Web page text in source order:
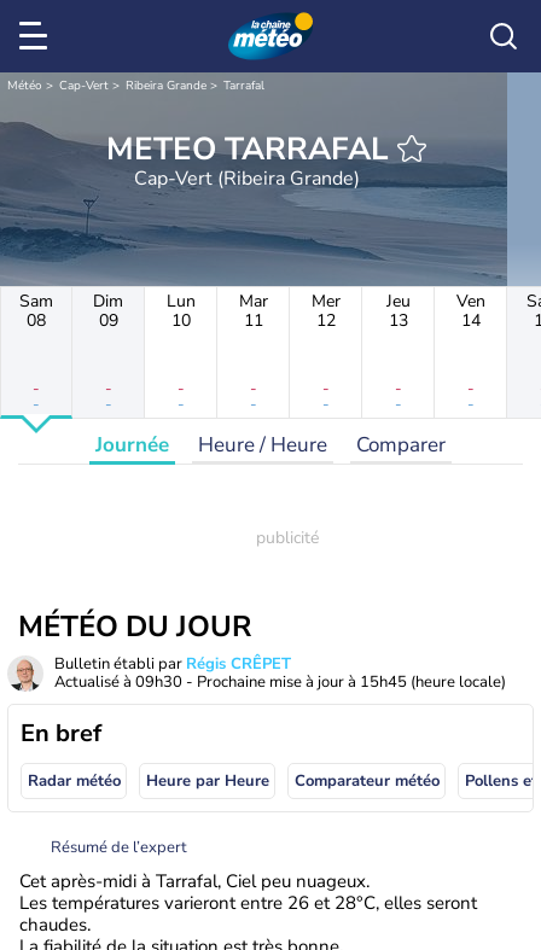
Météo Cap-Vert Ribeira Grande Tarrafal
METEO TARRAFAL
Cap-Vert (Ribeira Grande)
Sam
08
-
-
Dim
09
-
-
Lun
10
-
-
Mar
11
-
-
Mer
12
-
-
Jeu
13
-
-
Ven
14
-
-
Journée Heure / Heure Comparer
MÉTÉO DU JOUR
Bulletin établi par Régis CRÊPET
Actualisé à 09h30 - Prochaine mise à jour à 15h45 (heure locale)
En bref
Radar météo Heure par Heure Comparateur météo Pollens
Résumé de l’expert
Cet après-midi à Tarrafal, Ciel peu nuageux.
Les températures varieront entre 26 et 28°C, elles seront
chaudes.